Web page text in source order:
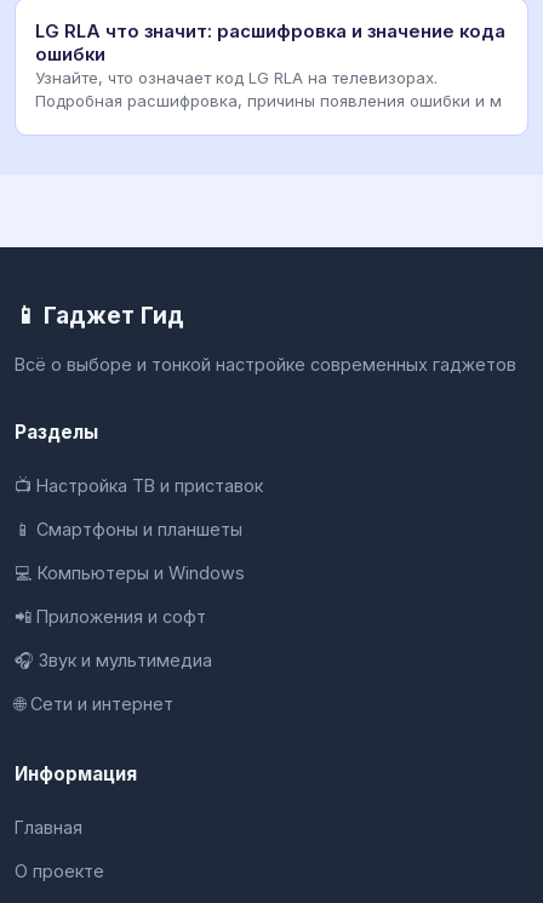
LG RLA что значит: расшифровка и значение кода
ошибки
Узнайте, что означает код LG RLA на телевизорах.
Подробная расшифровка, причины появления ошибки и м
📱 Гаджет Гид
Всё о выборе и тонкой настройке современных гаджетов
Разделы
📺 Настройка ТВ и приставок
📱 Смартфоны и планшеты
💻 Компьютеры и Windows
📲 Приложения и софт
🎧 Звук и мультимедиа
🌐 Сети и интернет
Информация
Главная
О проекте